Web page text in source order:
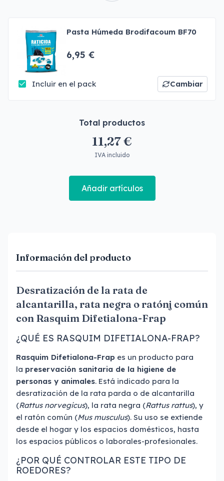
Pasta Húmeda Brodifacoum BF70
6,95 €
Incluir en el pack Cambiar
Total productos
11,27 €
IVA incluido
Añadir artículos
Información del producto
Desratización de la rata de
alcantarilla, rata negra o ratónj común
con Rasquim Difetialona-Frap
¿QUÉ ES RASQUIM DIFETIALONA-FRAP?
Rasquim Difetialona-Frap es un producto para
la preservación sanitaria de la higiene de
personas y animales. Está indicado para la
desratización de la rata parda o de alcantarilla
(Rattus norvegicus), la rata negra (Rattus rattus), y
el ratón común (Mus musculus). Su uso se extiende
desde el hogar y los espacios domésticos, hasta
los espacios públicos o laborales-profesionales.
¿POR QUÉ CONTROLAR ESTE TIPO DE
ROEDORES?